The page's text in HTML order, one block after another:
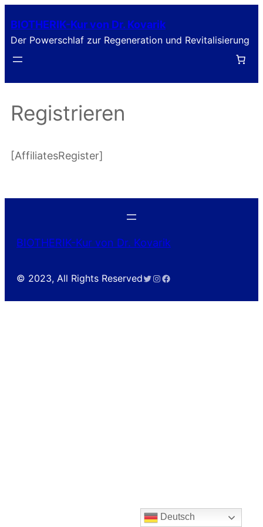
Inhalt
springen
BIOTHERIK-Kur von Dr. Kovarik
Der Powerschlaf zur Regeneration und Revitalisierung
Registrieren
[AffiliatesRegister]
BIOTHERIK-Kur von Dr. Kovarik
© 2023, All Rights ReservedTwitter
Instagram
Facebook
Deutsch